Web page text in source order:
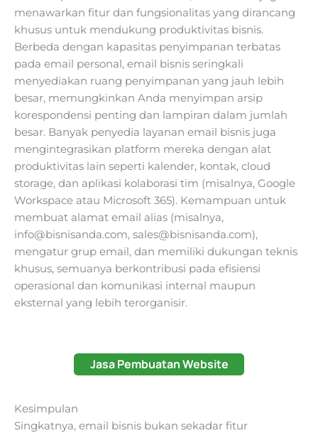
menawarkan fitur dan fungsionalitas yang dirancang
khusus untuk mendukung produktivitas bisnis.
Berbeda dengan kapasitas penyimpanan terbatas
pada email personal, email bisnis seringkali
menyediakan ruang penyimpanan yang jauh lebih
besar, memungkinkan Anda menyimpan arsip
korespondensi penting dan lampiran dalam jumlah
besar. Banyak penyedia layanan email bisnis juga
mengintegrasikan platform mereka dengan alat
produktivitas lain seperti kalender, kontak, cloud
storage, dan aplikasi kolaborasi tim (misalnya, Google
Workspace atau Microsoft 365). Kemampuan untuk
membuat alamat email alias (misalnya,
info@bisnisanda.com, sales@bisnisanda.com),
mengatur grup email, dan memiliki dukungan teknis
khusus, semuanya berkontribusi pada efisiensi
operasional dan komunikasi internal maupun
eksternal yang lebih terorganisir.
Jasa Pembuatan Website
Kesimpulan
Singkatnya, email bisnis bukan sekadar fitur